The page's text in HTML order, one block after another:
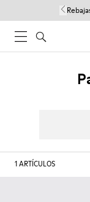
1ARTÍCULOS